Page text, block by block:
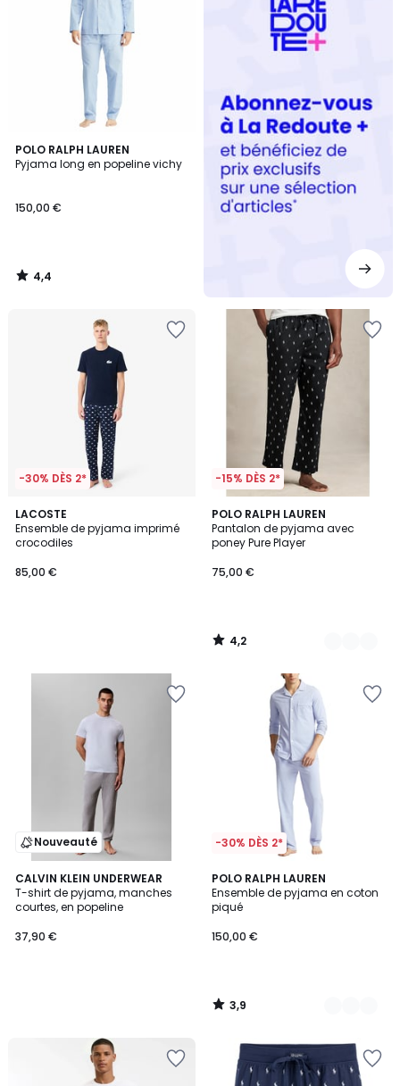
POLO RALPH LAUREN
Pyjama long en popeline vichy
150,00 €
4,4
/ 5
4,4
/
-30% DÈS 2*
LACOSTE
Ensemble de pyjama imprimé
crocodiles
85,00 €
-15% DÈS 2*
POLO RALPH LAUREN
Pantalon de pyjama avec
poney Pure Player
75,00 €
4,2
/ 5
3
Couleurs
4,2
/
Nouveauté
CALVIN KLEIN UNDERWEAR
T-shirt de pyjama, manches
courtes, en popeline
37,90 €
-30% DÈS 2*
POLO RALPH LAUREN
Ensemble de pyjama en coton
piqué
150,00 €
3,9
/ 5
2
Couleurs
3,9
/